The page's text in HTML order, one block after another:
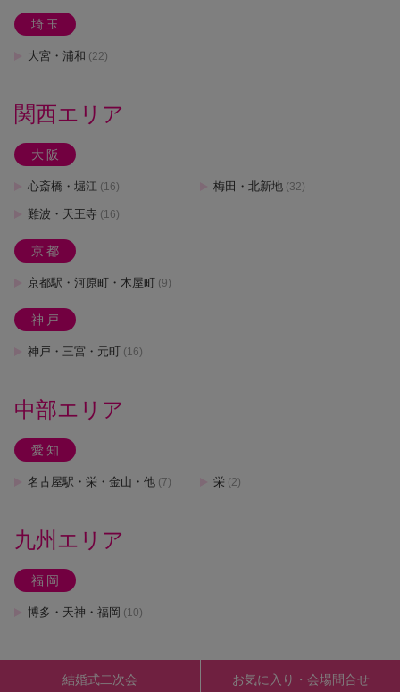
埼玉
大宮・浦和 (22)
関西エリア
大阪
心斎橋・堀江 (16) 梅田・北新地 (32)
難波・天王寺 (16)
京都
京都駅・河原町・木屋町 (9)
神戸
神戸・三宮・元町 (16)
中部エリア
愛知
名古屋駅・栄・金山・他 (7) 栄 (2)
九州エリア
福岡
博多・天神・福岡 (10)
結婚式二次会 お気に入り・会場問合せ